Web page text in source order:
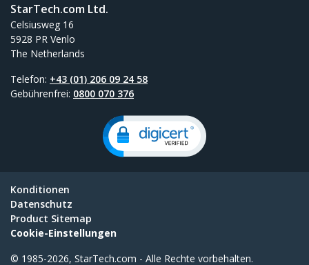
StarTech.com Ltd.
Celsiusweg 16
5928 PR Venlo
The Netherlands
Telefon: +43 (01) 206 09 24 58
Gebührenfrei: 0800 070 376
Konditionen
Datenschutz
Product Sitemap
Cookie-Einstellungen
© 1985-2026, StarTech.com - Alle Rechte vorbehalten.